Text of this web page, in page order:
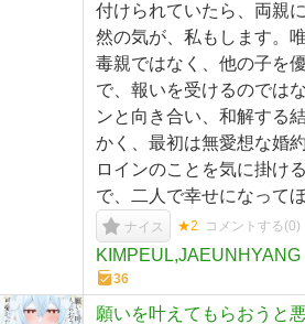
付けられていたら、両親
然の気が、私もします。
毒親ではなく、他の子を
で、報いを受けるのでは
ンと向き合い、和解する
かく、最初は無愛想な婚
ロインのことを気に掛け
で、二人で幸せになって
ナイス ★2 コメントする(0)
KIMPEUL,JAEUNHYANG
36
願いを叶えてもらおうと